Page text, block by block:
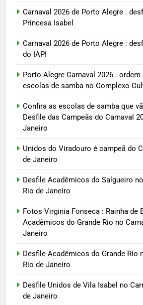
Carnaval 2026 de Porto Alegre :
Princesa Isabel
Carnaval 2026 de Porto Alegre :
do IAPI
Porto Alegre Carnaval 2026 :
escolas de samba no Complexo
Confira as escolas de samba que
Desfile das Campeãs do Carnaval
Janeiro
Unidos do Viradouro é campeã do
de Janeiro
Desfile Acadêmicos do Salgueiro
Rio de Janeiro
Fotos Virginia Fonseca : Rainha de
Acadêmicos do Grande Rio no
Janeiro
Desfile Acadêmicos do Grande Rio
Rio de Janeiro
Desfile Unidos de Vila Isabel no
de Janeiro